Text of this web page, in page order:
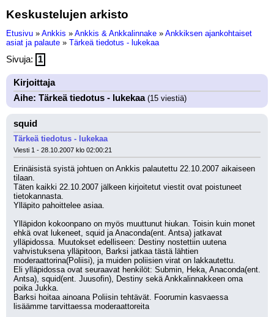
Keskustelujen arkisto
Etusivu » Ankkis » Ankkis & Ankkalinnake » Ankkiksen ajankohtaiset
asiat ja palaute » Tärkeä tiedotus - lukekaa
Sivuja: 1
Kirjoittaja
Aihe: Tärkeä tiedotus - lukekaa(15 viestiä)
squid
Tärkeä tiedotus - lukekaa
Viesti 1 - 28.10.2007 klo 02:00:21
Erinäisistä syistä johtuen on Ankkis palautettu 22.10.2007 aikaiseen
tilaan.
Täten kaikki 22.10.2007 jälkeen kirjoitetut viestit ovat poistuneet
tietokannasta.
Ylläpito pahoittelee asiaa.
Ylläpidon kokoonpano on myös muuttunut hiukan. Toisin kuin monet
ehkä ovat lukeneet, squid ja Anaconda(ent. Antsa) jatkavat
ylläpidossa. Muutokset edelliseen: Destiny nostettiin uutena
vahvistuksena ylläpitoon, Barksi jatkaa tästä lähtien
moderaattorina(Poliisi), ja muiden poliisien virat on lakkautettu.
Eli ylläpidossa ovat seuraavat henkilöt: Submin, Heka, Anaconda(ent.
Antsa), squid(ent. Juusofin), Destiny sekä Ankkalinnakkeen oma
poika Jukka.
Barksi hoitaa ainoana Poliisin tehtävät. Foorumin kasvaessa
lisäämme tarvittaessa moderaattoreita